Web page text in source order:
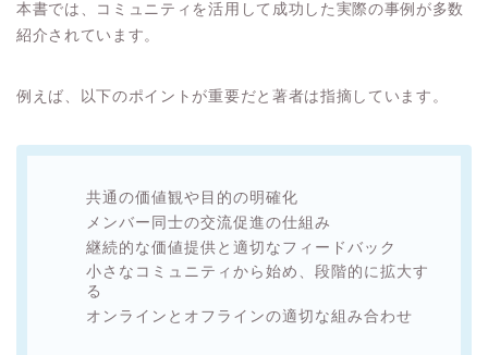
本書では、コミュニティを活用して成功した実際の事例が多数
紹介されています。
例えば、以下のポイントが重要だと著者は指摘しています。
共通の価値観や目的の明確化
メンバー同士の交流促進の仕組み
継続的な価値提供と適切なフィードバック
小さなコミュニティから始め、段階的に拡大す
る
オンラインとオフラインの適切な組み合わせ